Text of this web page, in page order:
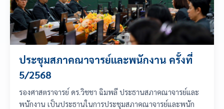
ประชุมสภาคณาจารย์และพนักงาน ครั้งที่
5/2568
รองศาสตราจารย์ ดร.วิชชา ฉิมพลี ประธานสภาคณาจารย์และ
พนักงาน เป็นประธานในการประชุมสภาคณาจารย์และพนัก